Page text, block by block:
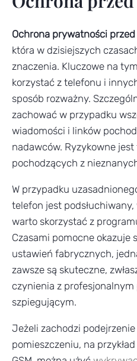
Ochrona prywatności
która w dzisiejszych
znaczenia. Kluczowe na
korzystać z telefonu i
sposób rozważny.
zachować w przypadku
wiadomości i linków
nadawców. Ryzykowne
pochodzących z
W przypadku
telefon jest
warto skorzystać z
Czasami pomocne okazuje
ustawień fabrycznych,
zawsze są skuteczne,
czynienia z
szpiegującym.
Jeżeli zachodzi podejrzenie
pomieszczeniu, na